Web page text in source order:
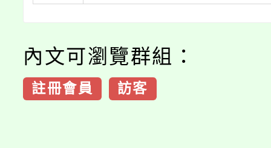
內文可瀏覽群組：
註冊會員 訪客